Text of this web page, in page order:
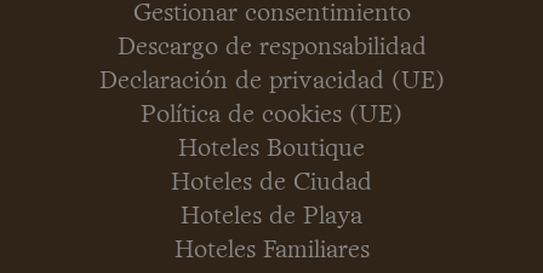
Gestionar consentimiento
Descargo de responsabilidad
Declaración de privacidad (UE)
Política de cookies (UE)
Hoteles Boutique
Hoteles de Ciudad
Hoteles de Playa
Hoteles Familiares